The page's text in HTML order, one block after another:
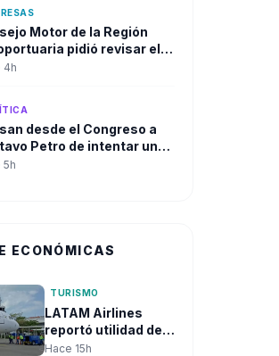
Motor de la Región
pidió revisar el
Maestro del José María
del país
4h
desde el Congreso a
Petro de intentar un
de Estado" en contra de
5h
ECONÓMICAS
TURISMO
LATAM Airlines
reportó utilidad de
US$125 millones y
Hace 15h